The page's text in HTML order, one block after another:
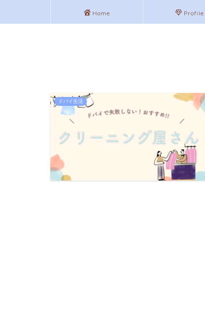
Home Profile
ドバイ生活